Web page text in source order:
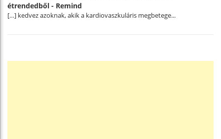
étrendedből - Remind
[…] kedvez azoknak, akik a kardiovaszkuláris megbetege...